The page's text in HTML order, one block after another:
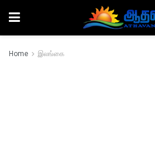
Home இலங்கை